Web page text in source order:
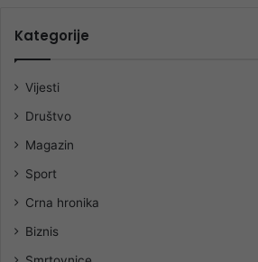
Kategorije
Vijesti
Društvo
Magazin
Sport
Crna hronika
Biznis